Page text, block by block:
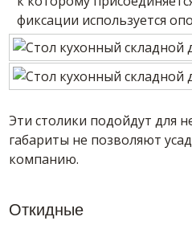
фиксации используется
Эти столики подойдут для
габариты не позволяют
компанию.
Откидные